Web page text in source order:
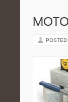
POSTED